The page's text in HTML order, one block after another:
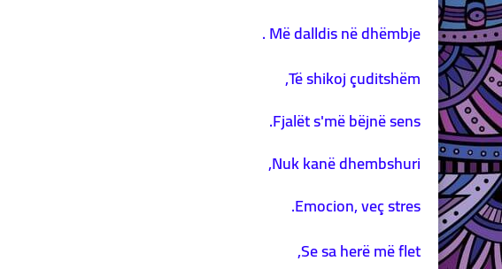
Më dalldis në dhëmbje .
Të shikoj çuditshëm,
Fjalët s'më bëjnë sens.
Nuk kanë dhembshuri,
Emocion, veç stres.
Se sa herë më flet,